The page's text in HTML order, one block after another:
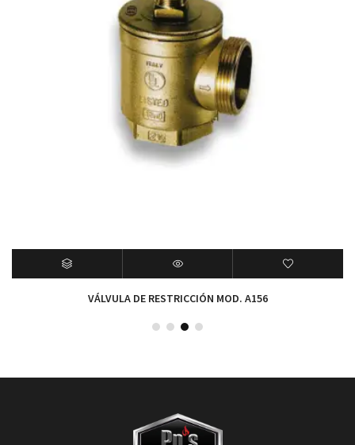
VÁLVULA DE RESTRICCIÓN MOD. A156